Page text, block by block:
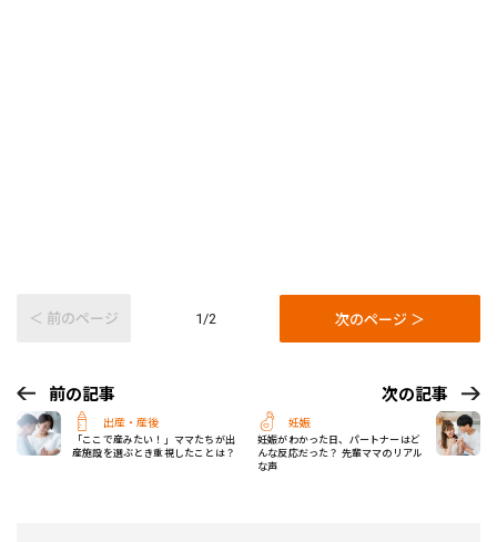
＜ 前のページ 1/2 次のページ ＞
前の記事
出産・産後
「ここで産みたい！」ママたちが出
産施設を選ぶとき重視したことは？
次の記事
妊娠
妊娠がわかった日、パートナーはど
んな反応だった？ 先輩ママのリアル
な声